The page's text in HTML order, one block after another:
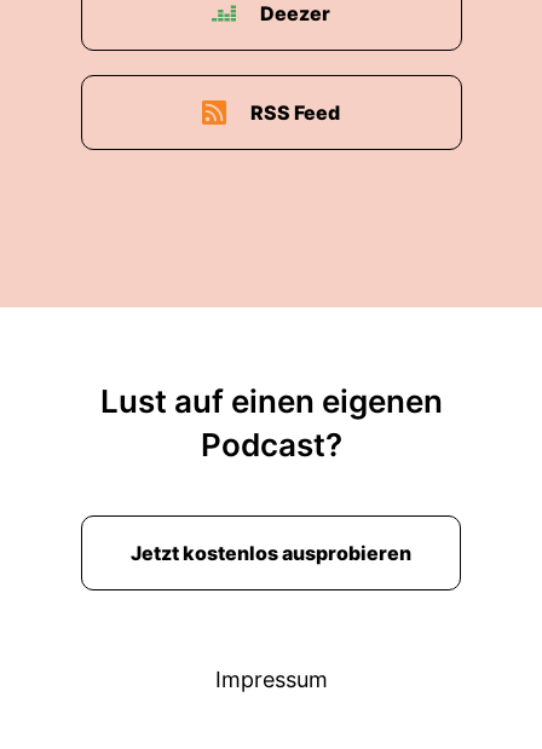
Deezer
RSS Feed
Lust auf einen eigenen
Podcast?
Jetzt kostenlos ausprobieren
Impressum